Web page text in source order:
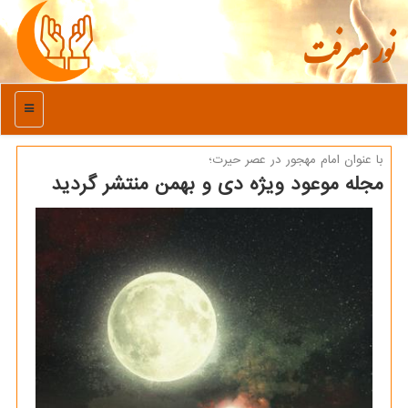
نور معرفت
منو
با عنوان امام مهجور در عصر حیرت؛
مجله موعود ویژه دی و بهمن منتشر گردید